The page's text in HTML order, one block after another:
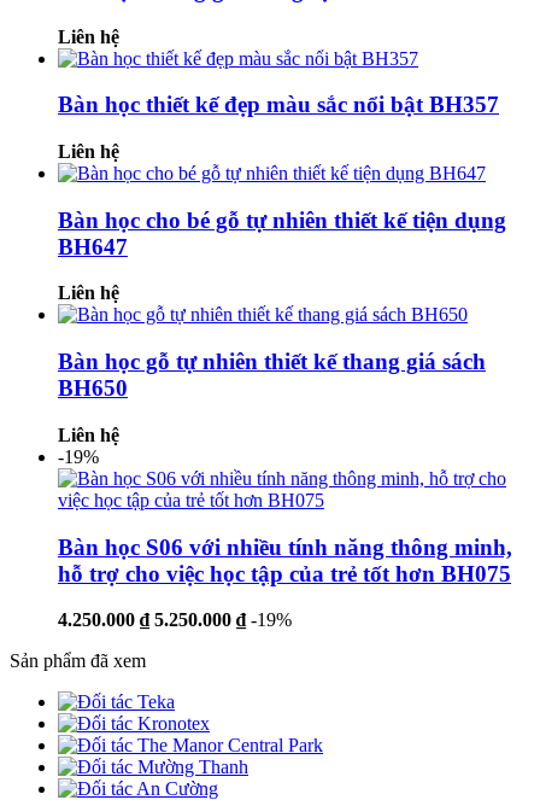
Liên hệ
Bàn học thiết kế đẹp màu sắc nổi bật BH357
Liên hệ
Bàn học cho bé gỗ tự nhiên thiết kế tiện dụng
BH647
Liên hệ
Bàn học gỗ tự nhiên thiết kế thang giá sách
BH650
Liên hệ
-19%
Bàn học S06 với nhiều tính năng thông minh,
hỗ trợ cho việc học tập của trẻ tốt hơn BH075
4.250.000 ₫ 5.250.000 ₫ -19%
Sản phẩm đã xem